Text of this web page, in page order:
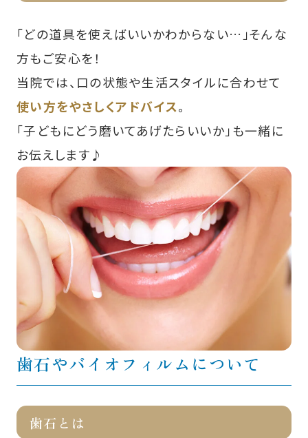
「どの道具を使えばいいかわからない…」そんな
方もご安心を！
当院では、口の状態や生活スタイルに合わせて
使い方をやさしくアドバイス。
「子どもにどう磨いてあげたらいいか」も一緒に
お伝えします♪
歯石やバイオフィルムについて
歯石とは